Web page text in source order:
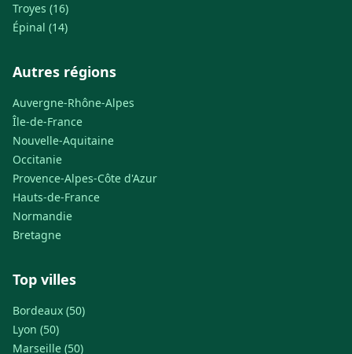
Troyes (16)
Épinal (14)
Autres régions
Auvergne-Rhône-Alpes
Île-de-France
Nouvelle-Aquitaine
Occitanie
Provence-Alpes-Côte d'Azur
Hauts-de-France
Normandie
Bretagne
Top villes
Bordeaux (50)
Lyon (50)
Marseille (50)